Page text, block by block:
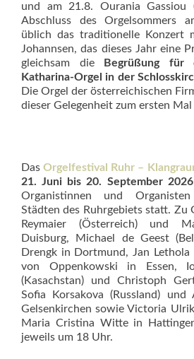
und am 21.8. Ourania Gassiou
Abschluss des Orgelsommers
üblich das traditionelle Konzert
Johannsen, das dieses Jahr eine
gleichsam die
Begrüßung für
Katharina-Orgel in der
Die Orgel der österreichischen
dieser Gelegenheit zum ersten
DasOrgelfestival Ruhr –
21. Juni bis 20. September 2026
Organistinnen und
Städten des Ruhrgebiets statt. Zu
Reymaier (Österreich) und
Duisburg, Michael de Geest
Drengk in Dortmund, Jan Lethola
von Oppenkowski in Essen,
(Kasachstan) und Christoph
Sofia Korsakova (Russland) und
Gelsenkirchen sowie Victoria
Maria Cristina Witte in
jeweils um 18 Uhr.